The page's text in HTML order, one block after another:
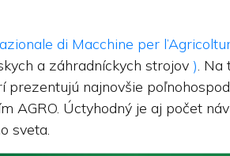
di Macchine per
a záhradníckych strojov ). Na
najnovšie
AGRO. Úctyhodný je aj počet
sveta.